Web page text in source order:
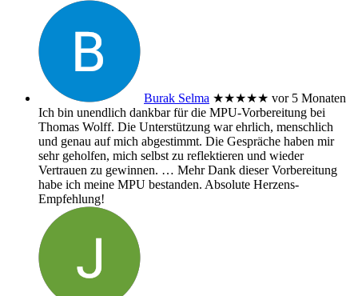
Burak Selma ★★★★★ vor 5 Monaten
Ich bin unendlich dankbar für die MPU-Vorbereitung bei
Thomas Wolff. Die Unterstützung war ehrlich, menschlich
und genau auf mich abgestimmt. Die Gespräche haben mir
sehr geholfen, mich selbst zu reflektieren und wieder
Vertrauen zu gewinnen. … MehrDank dieser Vorbereitung
habe ich meine MPU bestanden. Absolute Herzens-
Empfehlung!